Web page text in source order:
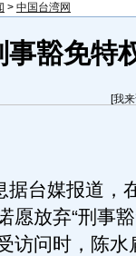
> 中国台湾网
豁免特
[我
台媒报道，
愿放弃“刑事
访问时，陈水